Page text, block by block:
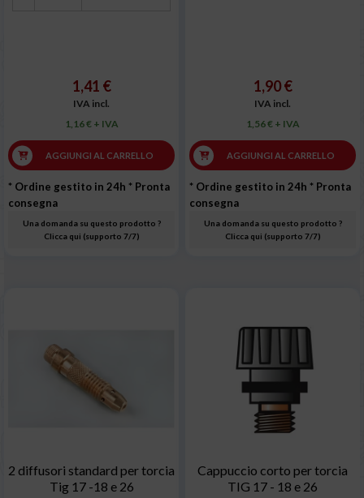
1,41 €
IVA incl.
1,16 € + IVA
AGGIUNGI AL CARRELLO
* Ordine gestito in 24h * Pronta
consegna
Una domanda su questo prodotto ?
Clicca qui (supporto 7/7)
1,90 €
IVA incl.
1,56 € + IVA
AGGIUNGI AL CARRELLO
* Ordine gestito in 24h * Pronta
consegna
Una domanda su questo prodotto ?
Clicca qui (supporto 7/7)
2 diffusori standard per torcia
Tig 17 -18 e 26
Cappuccio corto per torcia
TIG 17 - 18 e 26